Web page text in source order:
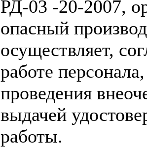
РД-03 -20-2007,
опасный
осуществляет,
работе
проведения
выдачей
работы.